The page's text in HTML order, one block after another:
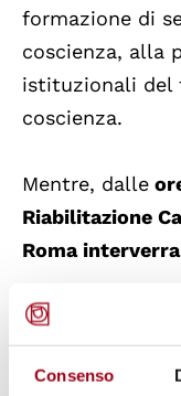
Consenso
formazione di
coscienza, alla
istituzionali del
coscienza.
Mentre, dalle
Riabilitazione
Roma
Mario Lizza
Obiettore di
1974